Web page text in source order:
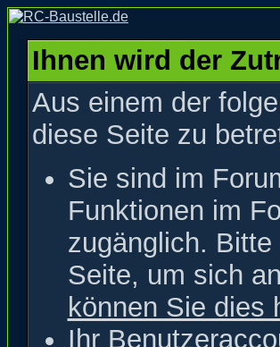
Ihnen wird der
Aus einem der
diese Seite zu
Sie sind im
Funktionen im
zugänglich.
Seite, um sich
können Sie dies
Ihr